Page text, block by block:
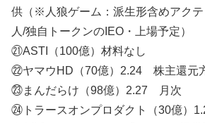
供（※人狼ゲーム：派生形含めアク
人/独自トークンのIEO・上場予定）
㉑ASTI（100億）材料なし
㉒ヤマウHD（70億）2.24 株主還元
㉓まんだらけ（98億）2.27 月次
㉔トラースオンプロダクト（30億）